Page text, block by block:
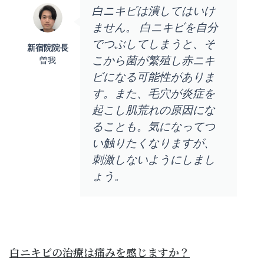
白ニキビは潰してはいけ
ません。 白ニキビを自分
でつぶしてしまうと、そ
こから菌が繁殖し赤ニキ
ビになる可能性がありま
す。また、毛穴が炎症を
起こし肌荒れの原因にな
ることも。気になってつ
い触りたくなりますが、
刺激しないようにしまし
ょう。
新宿院院長
曽我
白ニキビの治療は痛みを感じますか？